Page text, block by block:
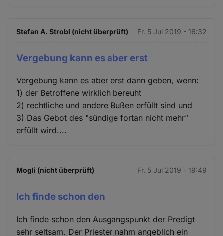
Stefan A. Strobl (nicht überprüft) Fr. 5 Jul 2019 - 16:32
Vergebung kann es aber erst
Vergebung kann es aber erst dann geben, wenn:
1) der Betroffene wirklich bereuht
2) rechtliche und andere Bußen erfüllt sind und
3) Das Gebot des "sündige fortan nicht mehr"
erfüllt wird....
Mogli (nicht überprüft) Fr. 5 Jul 2019 - 19:49
Ich finde schon den
Ich finde schon den Ausgangspunkt der Predigt
sehr seltsam. Der Priester nahm angeblich ein